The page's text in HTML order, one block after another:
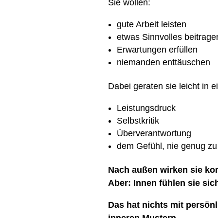
Sie wollen:
gute Arbeit leisten
etwas Sinnvolles
Erwartungen erfüllen
niemanden enttäuschen
Dabei geraten sie leicht in
Leistungsdruck
Selbstkritik
Überverantwortung
dem Gefühl, nie genug
Nach außen wirken sie
Aber: Innen fühlen sie
Das hat nichts mit